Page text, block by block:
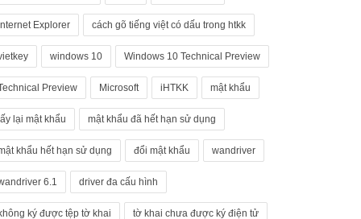
Explorer cách gõ tiếng việt có dấu trong htkk
windows 10 Windows 10 Technical Preview
Preview Microsoft iHTKK mật khẩu
lại mật khẩu mật khẩu đã hết hạn sử dụng
khẩu hết hạn sử dụng đổi mật khẩu wandriver
6.1 driver đa cấu hình
ký được tệp tờ khai tờ khai chưa được ký điện tử